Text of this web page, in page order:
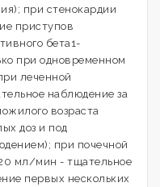
при стенокардии
приступов
бета1-
при одновременном
леченной
наблюдение за
возраста
доз и под
при почечной
мл/мин - тщательное
первых нескольких